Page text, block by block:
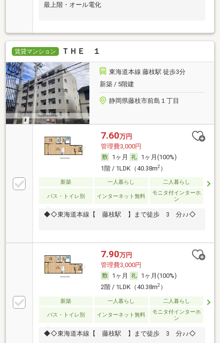
最上階・オール電化
賃貸マンション ＴＨＥ １
東海道本線 藤枝駅 徒歩3分
新築 / 5階建
静岡県藤枝市前島１丁目
7.60万円
管理費3,000円
1ヶ月
1ヶ月(100%)
1階 / 1LDK（40.38m2）
新築 一人暮らし 二人暮らし
バス・トイレ別 インターネット無料
モニタ付インターホ
ン
◆◇東海道本線【 藤枝駅 】まで徒歩 3 分♪♪◇
7.90万円
管理費3,000円
1ヶ月
1ヶ月(100%)
2階 / 1LDK（40.38m2）
新築 一人暮らし 二人暮らし
バス・トイレ別 インターネット無料
モニタ付インターホ
ン
◆◇東海道本線【 藤枝駅 】まで徒歩 3 分♪♪◇